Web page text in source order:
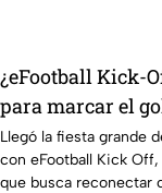
¿eFootball Kick-
para marcar el
AZE Review
Llegó la fiesta grande
con eFootball Kick
que busca reconectar